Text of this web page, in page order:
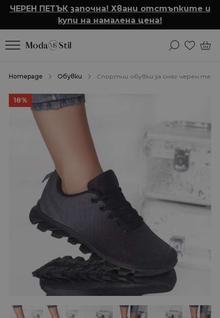
ЧЕРЕН ПЕТЪК започна! Хвани отстъпките и
купи на намалена цена!
Homepage Обувки Спортни обувки за сняг черен
18%